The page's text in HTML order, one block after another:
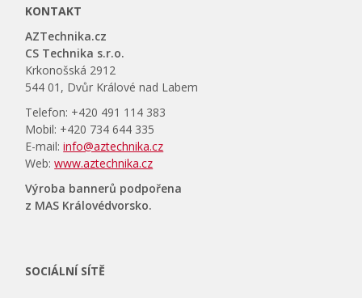
KONTAKT
AZTechnika.cz
CS Technika s.r.o.
Krkonošská 2912
544 01, Dvůr Králové nad Labem
Telefon: +420 491 114 383
Mobil: +420 734 644 335
E-mail:info@aztechnika.cz
Web:www.aztechnika.cz
Výroba bannerů podpořena
z MAS Královédvorsko.
SOCIÁLNÍ SÍTĚ